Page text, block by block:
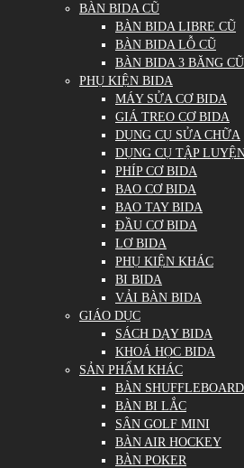
BÀN BIDA CŨ
BÀN BIDA LIBRE CŨ
BÀN BIDA LỖ CŨ
BÀN BIDA 3 BĂNG CŨ
PHỤ KIỆN BIDA
MÁY SỬA CƠ BIDA
GIÁ TREO CƠ BIDA
DỤNG CỤ SỬA CHỮA
DỤNG CỤ TẬP
PHÍP CƠ BIDA
BAO CƠ BIDA
BAO TAY BIDA
ĐẦU CƠ BIDA
LƠ BIDA
PHỤ KIỆN KHÁC
BI BIDA
VẢI BÀN BIDA
GIÁO DỤC
SÁCH DẠY BIDA
KHOÁ HỌC BIDA
SẢN PHẨM KHÁC
BÀN SHUFFLEBOARD
BÀN BI LẮC
SÂN GOLF MINI
BÀN AIR HOCKEY
BÀN POKER